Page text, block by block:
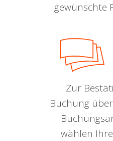
gewünschte
Zur
Buchung
wählen